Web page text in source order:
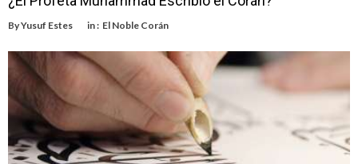
ByYusuf Estes in : El Noble Corán